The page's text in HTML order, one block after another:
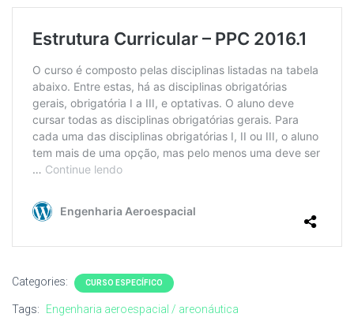
Categories: CURSO ESPECÍFICO
Tags: Engenharia aeroespacial / areonáutica